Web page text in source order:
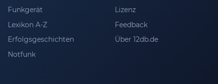
Funkgerät
Lexikon A-Z
Erfolgsgeschichten
Notfunk
Lizenz
Feedback
Über 12db.de